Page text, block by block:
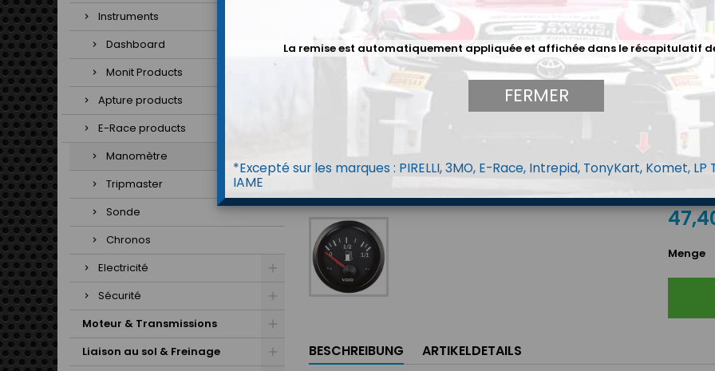
Instruments
Dashboard
Monit Products
Apture products
E-Race products
Manomètre
Tripmaster
Sonde
Chronos
Electricité
Sécurité
Moteur & Transmissions
Liaison au sol & Freinage
Farbe
Schwarz
Type
Variante
Menge
BESCHREIBUNG ARTIKELDETAILS
La remise est automatiquement appliquée et affichée dans le récapitulatif
FERMER
*Excepté sur les marques : PIRELLI, 3MO, E-Race, Intrepid, TonyKart, Komet, LP
IAME